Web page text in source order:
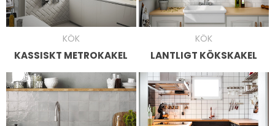
KÖK
KASSISKT METROKAKEL
KÖK
LANTLIGT KÖKSKAKEL